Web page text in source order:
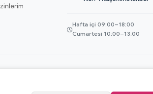
Hafta içi 09:00–18:00
Cumartesi 10:00–13:00